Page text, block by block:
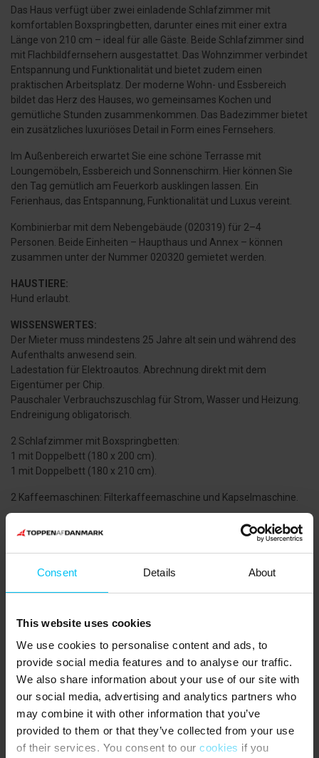
Consent Details About
This website uses cookies
We use cookies to personalise content and ads, to
provide social media features and to analyse our traffic.
We also share information about your use of our site with
our social media, advertising and analytics partners who
may combine it with other information that you’ve
provided to them or that they’ve collected from your use
of their services. You consent to our cookies if you
Das Haus verfügt über zwei einladende Schlafzimmer mit
komfortablen Boxspringbetten, darunter eines mit einer extra
Länge von 210 cm – ideal für alle Gäste. Beide Schlafzimmer sind
mit Flachbildfernsehern ausgestattet. Das Wohnzimmer verbindet
Entspannung und Funktionalität und bietet zudem einen
praktischen Arbeitsplatz. Der moderne Wohn- und Essbereich
bildet das Herz des Hauses, wo gemeinsames Kochen und
gemütliche Stunden zusammenkommen. Das Badezimmer bietet
ein zusätzliches luxuriöses Detail in Form eines Fernsehers.
Im Außenbereich erwartet Sie eine schöne Terrasse mit
Loungemöbeln, Essbereich und Sonnenschirm. Hier können Sie
den Tag gemütlich am Feuerkorb ausklingen lassen. Ein
Ferienhaus, das Entspannung, Funktionalität und Luxus vereint.
Kombinierbar mit dem Nebengebäude (020319) für 2–4
Personen. Beide Einheiten – Haupthaus und Annex – können
zusammen unter der Nummer 020320 gemietet werden.
HAUSTIERE:
Hund erlaubt.
WISSENSWERTES:
Der Mieter muss mindestens 25 Jahre alt sein und während des
Aufenthalts anwesend sein.
Ladestation für Elektroautos. Abrechnung direkt mit dem
Eigentümer per Chip.
Pauschaler Verbrauchszuschlag für Strom, Wasser und Heizung.
Endreinigung obligatorisch.
2 Schlafzimmer mit Boxspringbetten:
1 mit Doppelbett (180 x 200 cm).
1 mit Doppelbett (180 x 210 cm).
2 Kaffeemaschinen: Filterkaffeemaschine und Kapselmaschine.
Rema – 400 m.
Meny – 850 m.
ÖFFENTLICHE VERKEHRSMITTEL:
Bahnhaltestelle Frederikshavnsvej – 650 m.
UMGEBUNG:
Fahrrad und fahren Sie nach Grenen, wo Skagerrak und Kattegat
aufeinandertreffen. Auf dem Weg passieren Sie den „Grauen
Leuchtturm“, von dessen Spitze Sie eine beeindruckende Aussicht
über Grenen, die Stadt und den Hafen genießen können. Im
ehemaligen Leuchtturmwärterhaus befindet sich das
Zugvogelzentrum, in dem Sie mehr über die vielen Zugvögel